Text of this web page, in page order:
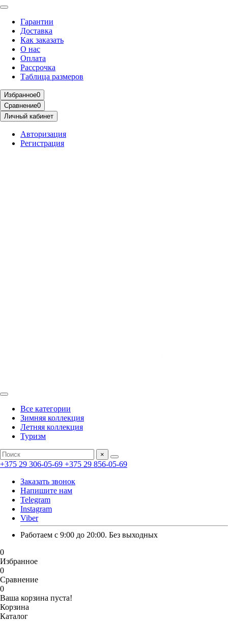
Гарантии
Доставка
Как заказать
О нас
Оплата
Рассрочка
Таблица размеров
Избранное0
Сравнение0
Личный кабинет
Авторизация
Регистрация
Все категории
Зимняя коллекция
Летняя коллекция
Туризм
×
+375 29 306-05-69 +375 29 856-05-69
Заказать звонок
Напишите нам
Telegram
Instagram
Viber
Работаем с 9:00 до 20:00. Без выходных
0
Избранное
0
Сравнение
0
Ваша корзина пуста!
Корзина
Каталог